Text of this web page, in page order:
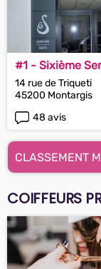
#1 - Sixième
14 rue de Triqueti
45200 Montargis
48 avis
CLASSEMENT
COIFFEURS